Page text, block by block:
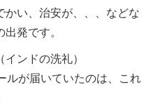
かい、治安が、、、などな
発です。
ンドの洗礼）
ルが届いていたのは、これ